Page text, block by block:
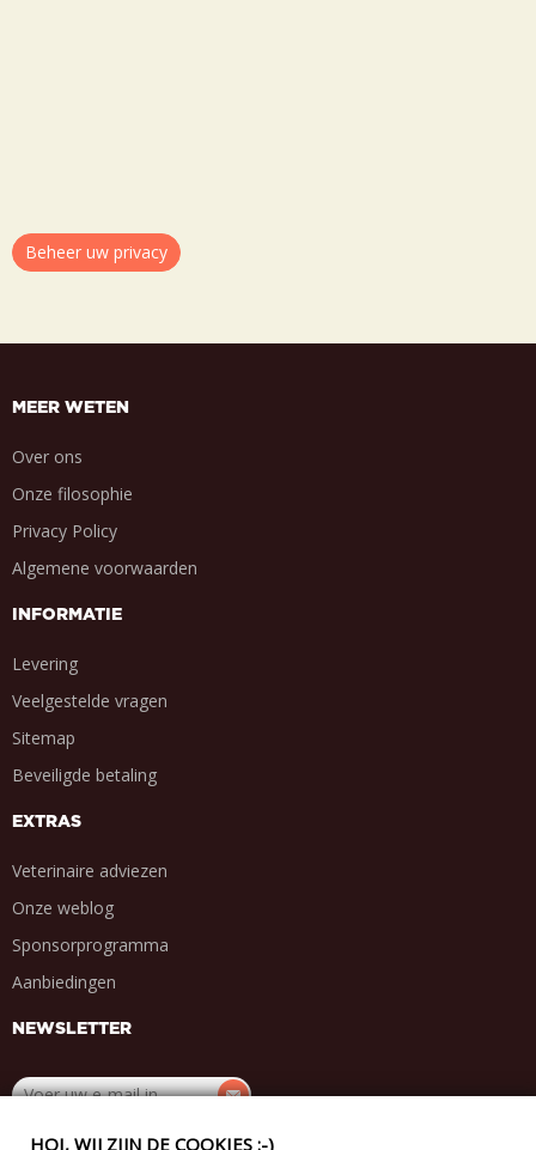
Beheer uw privacy
MEER WETEN
Over ons
Onze filosophie
Privacy Policy
Algemene voorwaarden
INFORMATIE
Levering
Veelgestelde vragen
Sitemap
Beveiligde betaling
EXTRAS
Veterinaire adviezen
Onze weblog
Sponsorprogramma
Aanbiedingen
NEWSLETTER
HOI, WIJ ZIJN DE COOKIES :-)